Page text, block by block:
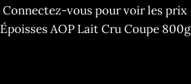
Connectez-vous pour voir les prix
Époisses AOP Lait Cru Coupe 800g